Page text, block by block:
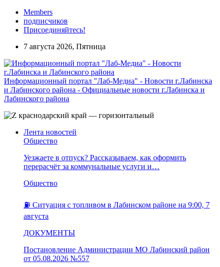
Members
подписчиков
Присоединяйтесь!
7 августа 2026, Пятница
Информационный портал "Лаб-Медиа" - Новости г.Лабинска
и Лабинского района - Официальные новости г.Лабинска и
Лабинского района
Лента новостей
Общество
Уезжаете в отпуск? Рассказываем, как оформить
перерасчёт за коммунальные услуги и…
Общество
⛽️ Ситуация с топливом в Лабинском районе на 9:00, 7
августа
ДОКУМЕНТЫ
Постановление Администрации МО Лабинский район
от 05.08.2026 №557